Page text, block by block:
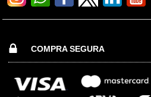
COMPRA SEGURA